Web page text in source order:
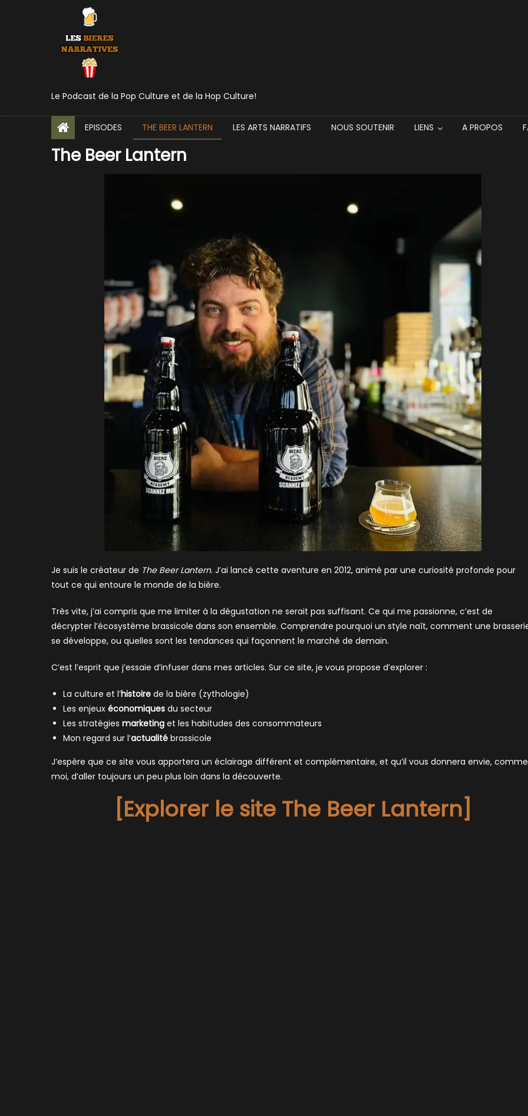
Le Podcast de la Pop Culture et de la Hop Culture!
EPISODES THE BEER LANTERN LES ARTS NARRATIFS NOUS SOUTENIR LIENS A PROPOS
The Beer Lantern
Je suis le créateur de The Beer Lantern. J’ai lancé cette aventure en 2012, animé par une curiosité profonde pour
tout ce qui entoure le monde de la bière.
Très vite, j’ai compris que me limiter à la dégustation ne serait pas suffisant. Ce qui me passionne, c’est de
décrypter l’écosystème brassicole dans son ensemble. Comprendre pourquoi un style naît, comment une
se développe, ou quelles sont les tendances qui façonnent le marché de demain.
C’est l’esprit que j’essaie d’infuser dans mes articles. Sur ce site, je vous propose d’explorer :
La culture et l’histoire de la bière (zythologie)
Les enjeux économiques du secteur
Les stratégies marketing et les habitudes des consommateurs
Mon regard sur l’actualité brassicole
J’espère que ce site vous apportera un éclairage différent et complémentaire, et qu’il vous donnera envie, comme
moi, d’aller toujours un peu plus loin dans la découverte.
[Explorer le site The Beer Lantern]